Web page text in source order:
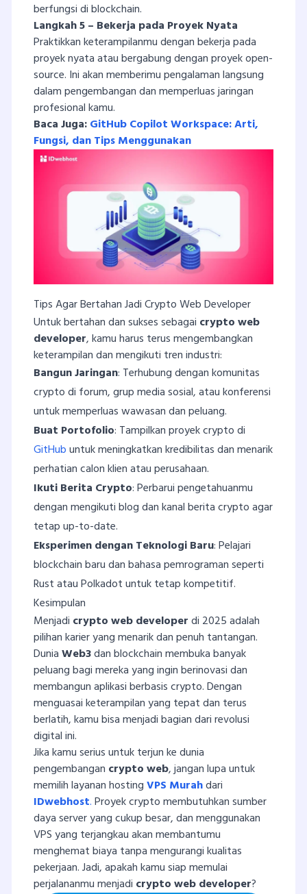
berfungsi di blockchain.
Langkah 5 – Bekerja pada Proyek Nyata
Praktikkan keterampilanmu dengan bekerja pada
proyek nyata atau bergabung dengan proyek open-
source. Ini akan memberimu pengalaman langsung
dalam pengembangan dan memperluas jaringan
profesional kamu.
Baca Juga:GitHub Copilot Workspace: Arti,
Fungsi, dan Tips Menggunakan
Tips Agar Bertahan Jadi Crypto Web Developer
Untuk bertahan dan sukses sebagai crypto web
developer, kamu harus terus mengembangkan
keterampilan dan mengikuti tren industri:
Bangun Jaringan: Terhubung dengan komunitas
crypto di forum, grup media sosial, atau konferensi
untuk memperluas wawasan dan peluang.
Buat Portofolio: Tampilkan proyek crypto di
GitHubuntuk meningkatkan kredibilitas dan menarik
perhatian calon klien atau perusahaan.
Ikuti Berita Crypto: Perbarui pengetahuanmu
dengan mengikuti blog dan kanal berita crypto agar
tetap up-to-date.
Eksperimen dengan Teknologi Baru: Pelajari
blockchain baru dan bahasa pemrograman seperti
Rust atau Polkadot untuk tetap kompetitif.
Kesimpulan
Menjadi crypto web developerdi 2025 adalah
pilihan karier yang menarik dan penuh tantangan.
DuniaWeb3dan blockchain membuka banyak
peluang bagi mereka yang ingin berinovasi dan
membangun aplikasi berbasis crypto. Dengan
menguasai keterampilan yang tepat dan terus
berlatih, kamu bisa menjadi bagian dari revolusi
digital ini.
Jika kamu serius untuk terjun ke dunia
pengembangan crypto web, jangan lupa untuk
memilih layananhostingVPS Murahdari
IDwebhost.Proyek crypto membutuhkan sumber
daya server yang cukup besar, dan menggunakan
VPS yang terjangkau akan membantumu
menghemat biaya tanpa mengurangi kualitas
pekerjaan. Jadi, apakah kamu siap memulai
perjalananmu menjadi crypto web developer?